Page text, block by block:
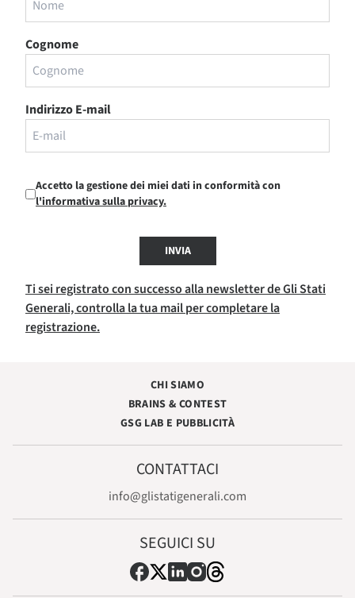
Cognome
Indirizzo E-mail
Accetto la gestione dei miei dati in conformità con
l'informativa sulla privacy.
INVIA
Ti sei registrato con successo alla newsletter de Gli Stati
Generali, controlla la tua mail per completare la
registrazione.
CHI SIAMO
BRAINS & CONTEST
GSG LAB E PUBBLICITÀ
CONTATTACI
info@glistatigenerali.com
SEGUICI SU